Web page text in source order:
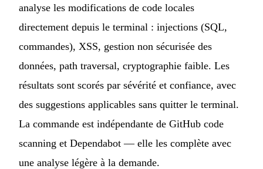
analyse les modifications de code locales
directement depuis le terminal : injections (SQL,
commandes), XSS, gestion non sécurisée des
données, path traversal, cryptographie faible. Les
résultats sont scorés par sévérité et confiance, avec
des suggestions applicables sans quitter le terminal.
La commande est indépendante de GitHub code
scanning et Dependabot — elle les complète avec
une analyse légère à la demande.